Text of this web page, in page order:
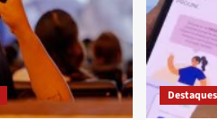
Destaques